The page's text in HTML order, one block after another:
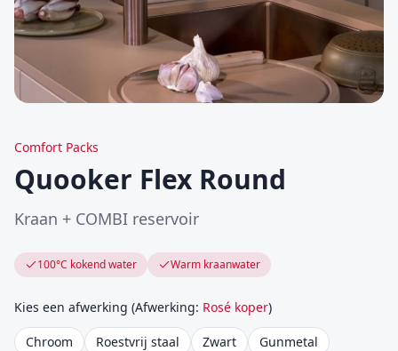
Comfort Packs
Quooker Flex Round
Kraan + COMBI reservoir
100°C kokend water Warm kraanwater
Kies een afwerking (Afwerking: Rosé koper)
Chroom Roestvrij staal Zwart
Gunmetal